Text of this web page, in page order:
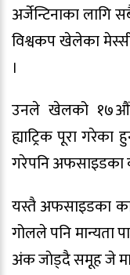
अर्जेन्टिनाका
विश्वकप खेलेका
।
उनले खेलको
ह्याट्रिक पूरा
गरेपनि अफसाइडका
यस्तै अफसाइडका
गोलले पनि मान्यता
अ‌ंक जाेड्दै समूह जे मा